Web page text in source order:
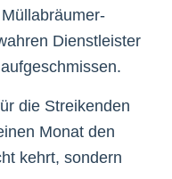
Dienstleister
die Streikenden
Monat den
kehrt, sondern